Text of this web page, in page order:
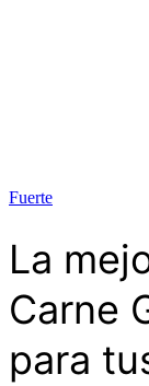
Fuerte
La
Carne
para